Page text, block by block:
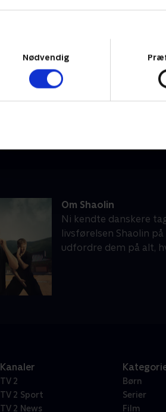
Nødvendig
Om Shaolin
Ni kendte danskere
livsførelsen Shaolin
udfordre dem på alt,
Kanaler
TV 2
TV 2 Sport
TV 2 News
Børn
Serier
Film